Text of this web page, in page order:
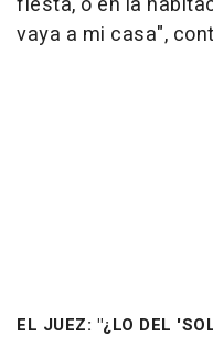
vaya a mi casa",
EL JUEZ: "¿LO DEL